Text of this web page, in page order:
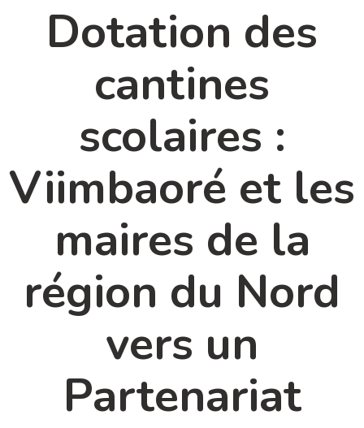
Dotation des
cantines
scolaires :
Viimbaoré et les
maires de la
région du Nord
vers un
Partenariat